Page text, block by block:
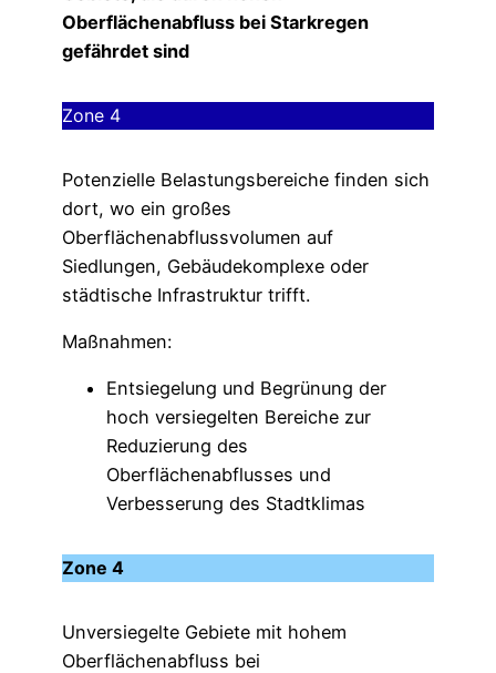
Oberflächenabfluss bei Starkregen
gefährdet sind
Zone 4
Potenzielle Belastungsbereiche finden sich
dort, wo ein großes
Oberflächenabflussvolumen auf
Siedlungen, Gebäudekomplexe oder
städtische Infrastruktur trifft.
Maßnahmen:
Entsiegelung und Begrünung der
hoch versiegelten Bereiche zur
Reduzierung des
Oberflächenabflusses und
Verbesserung des Stadtklimas
Zone 4
Unversiegelte Gebiete mit hohem
Oberflächenabfluss bei